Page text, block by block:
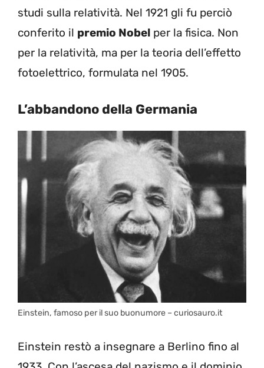
studi sulla relatività. Nel 1921 gli fu perciò
conferito il premio Nobel per la fisica. Non
per la relatività, ma per la teoria dell’effetto
fotoelettrico, formulata nel 1905.
L’abbandono della Germania
Einstein, famoso per il suo buonumore – curiosauro.it
Einstein restò a insegnare a Berlino fino al